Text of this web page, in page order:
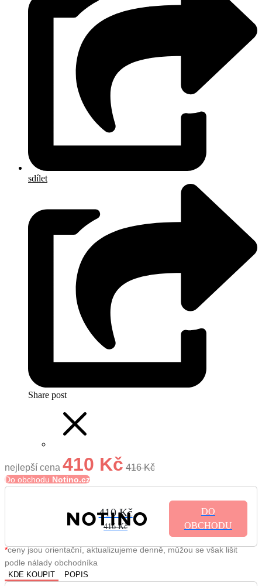
sdílet
Share post
nejlepší cena 410 Kč 416 Kč
Do obchodu Notino.cz
410 Kč
416 Kč
DO
OBCHODU
*ceny jsou orientační, aktualizujeme denně, můžou se však lišit
podle nálady obchodníka
KDE KOUPIT POPIS